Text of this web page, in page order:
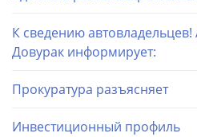
К сведению
Довурак информирует:
Прокуратура разъясняет
Инвестиционный профиль